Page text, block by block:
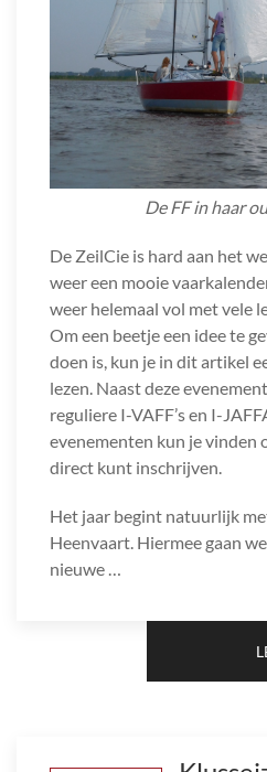
De FF in haar
De ZeilCie is hard aan het
weer een mooie
weer helemaal vol met vele
Om een beetje een idee te
doen is, kun je in dit artikel
lezen. Naast deze
reguliere I-VAFF’s en I-
evenementen kun je vinden
direct kunt inschrijven.
Het jaar begint natuurlijk
Heenvaart. Hiermee gaan
nieuwe …